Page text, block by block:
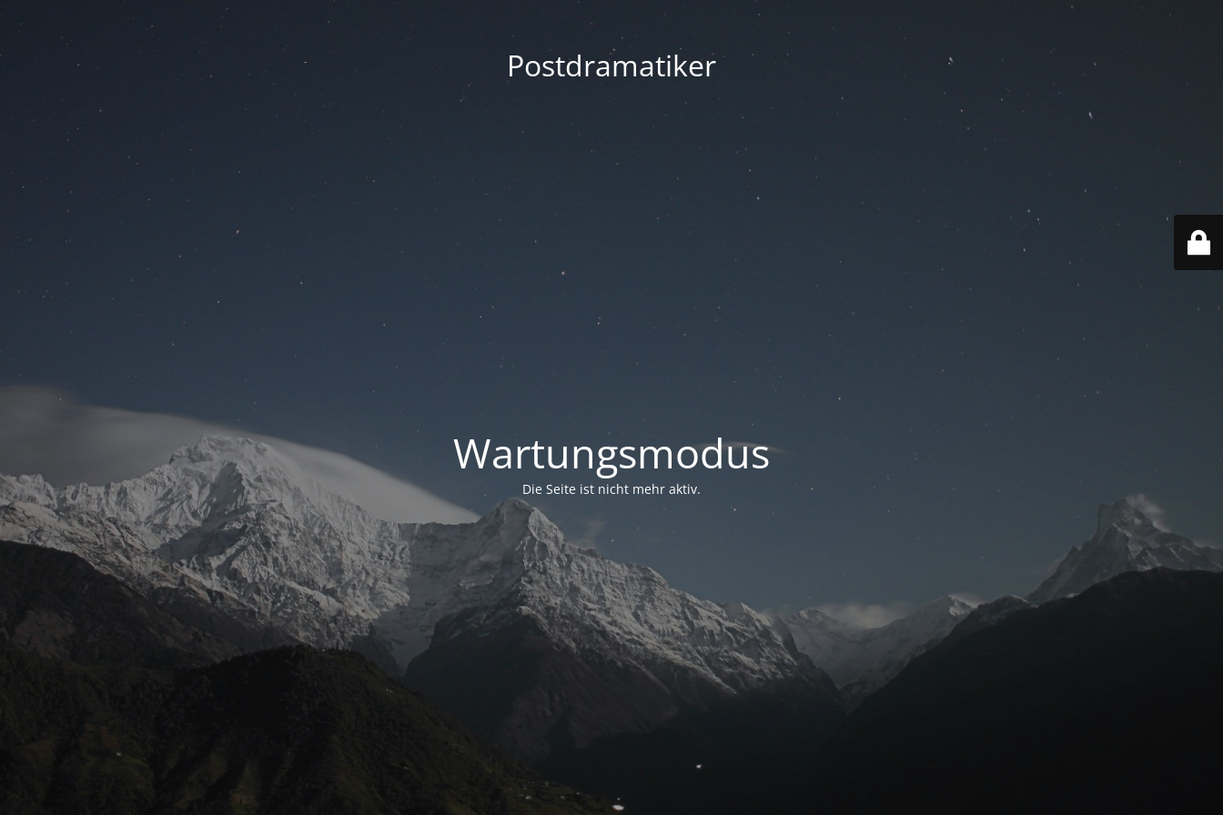
Postdramatiker
Wartungsmodus
Die Seite ist nicht mehr aktiv.